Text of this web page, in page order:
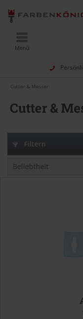
Menü
Cutter & Messer
Cutter &
Filtern